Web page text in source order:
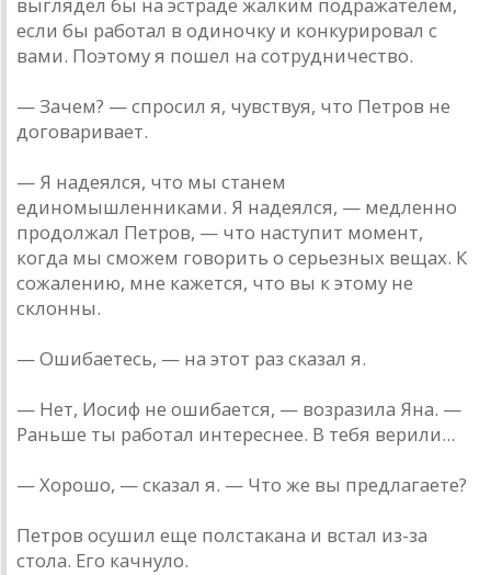
выглядел бы на эстраде жалким подражателем,
если бы работал в одиночку и конкурировал с
вами. Поэтому я пошел на сотрудничество.
— Зачем? — спросил я, чувствуя, что Петров не
договаривает.
— Я надеялся, что мы станем
единомышленниками. Я надеялся, — медленно
продолжал Петров, — что наступит момент,
когда мы сможем говорить о серьезных вещах. К
сожалению, мне кажется, что вы к этому не
склонны.
— Ошибаетесь, — на этот раз сказал я.
— Нет, Иосиф не ошибается, — возразила Яна. —
Раньше ты работал интереснее. В тебя верили...
— Хорошо, — сказал я. — Что же вы предлагаете?
Петров осушил еще полстакана и встал из-за
стола. Его качнуло.